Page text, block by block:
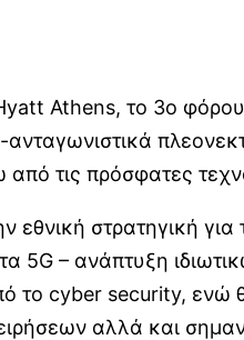
Athens, το 3ο
τις πρόσφατες
στρατηγική για
5G – ανάπτυξη
cyber security, ενώ
αλλά και